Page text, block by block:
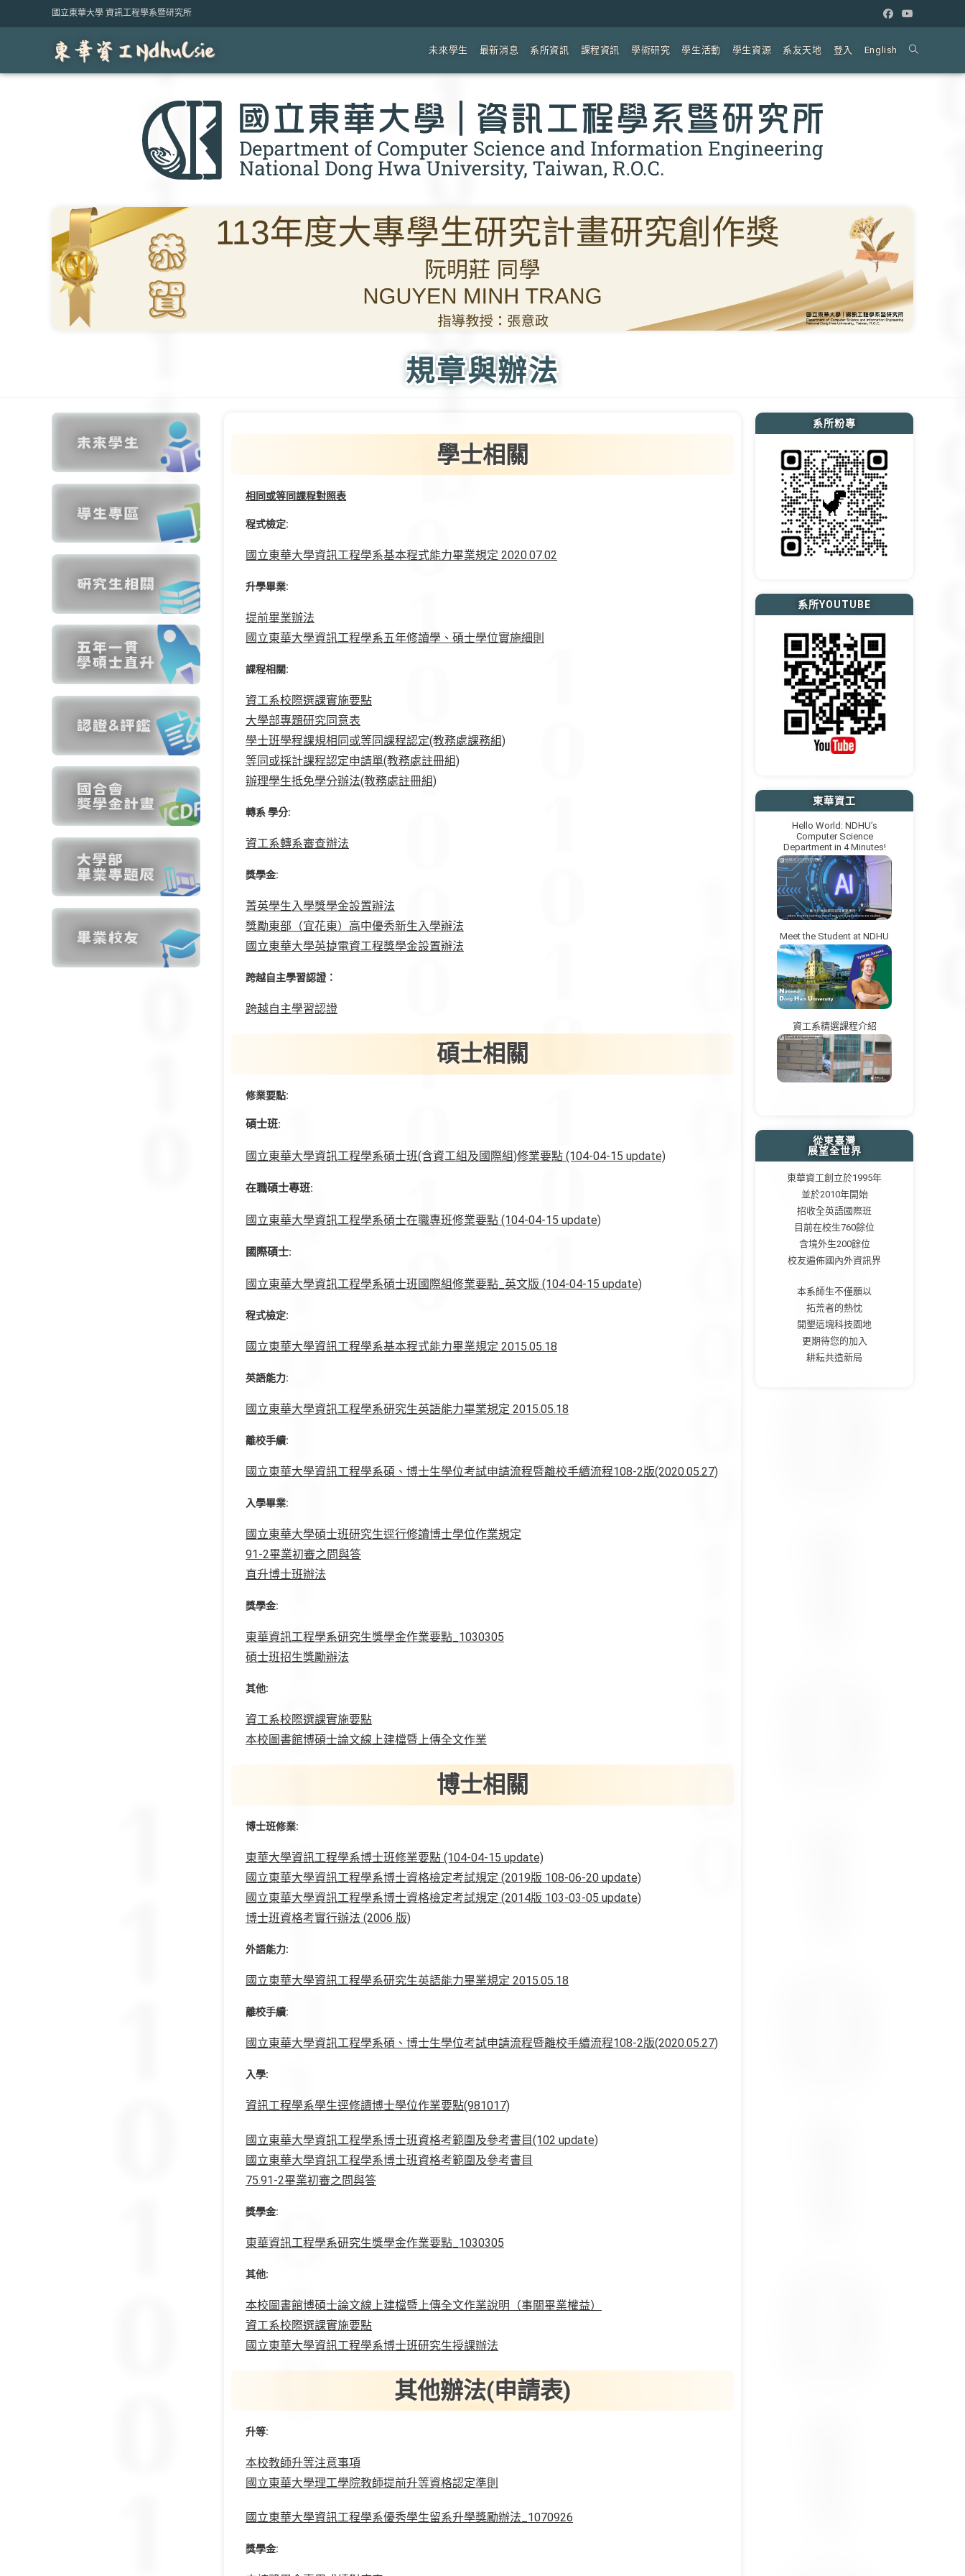
to
國立東華大學 資訊工程學系暨研究所
未來學生 最新消息 系所資訊 課程資訊 學術研究 學生活動 學生資源 系友天地 登入 English Toggle
規章與辦法
學士相關
相同或等同課程對照表
程式檢定:
國立東華大學資訊工程學系基本程式能力畢業規定 2020.07.02
升學畢業:
提前畢業辦法
國立東華大學資訊工程學系五年修讀學、碩士學位實施細則
課程相關:
資工系校際選課實施要點
大學部專題研究同意表
學士班學程課規相同或等同課程認定(教務處課務組)
等同或採計課程認定申請單(教務處註冊組)
辦理學生抵免學分辦法(教務處註冊組)
轉系 學分:
資工系轉系審查辦法
獎學金:
菁英學生入學獎學金設置辦法
獎勵東部（宜花東）高中優秀新生入學辦法
國立東華大學英㨗電資工程獎學金設置辦法
跨越自主學習認證：
跨越自主學習認證
碩士相關
修業要點:
碩士班:
國立東華大學資訊工程學系碩士班(含資工組及國際組)修業要點 (104-04-15 update)
在職碩士專班:
國立東華大學資訊工程學系碩士在職專班修業要點 (104-04-15 update)
國際碩士:
國立東華大學資訊工程學系碩士班國際組修業要點_英文版 (104-04-15 update)
程式檢定:
國立東華大學資訊工程學系基本程式能力畢業規定 2015.05.18
英語能力:
國立東華大學資訊工程學系研究生英語能力畢業規定 2015.05.18
離校手續:
國立東華大學資訊工程學系碩、博士生學位考試申請流程暨離校手續流程108-2版(2020.05.27)
入學畢業:
國立東華大學碩士班研究生逕行修讀博士學位作業規定
91-2畢業初審之問與答
直升博士班辦法
獎學金:
東華資訊工程學系研究生獎學金作業要點_1030305
碩士班招生獎勵辦法
其他:
資工系校際選課實施要點
本校圖書館博碩士論文線上建檔暨上傳全文作業
博士相關
博士班修業:
東華大學資訊工程學系博士班修業要點 (104-04-15 update)
國立東華大學資訊工程學系博士資格檢定考試規定 (2019版 108-06-20 update)
國立東華大學資訊工程學系博士資格檢定考試規定 (2014版 103-03-05 update)
博士班資格考實行辦法 (2006 版)
外語能力:
國立東華大學資訊工程學系研究生英語能力畢業規定 2015.05.18
離校手續:
國立東華大學資訊工程學系碩、博士生學位考試申請流程暨離校手續流程108-2版(2020.05.27)
入學:
資訊工程學系學生逕修讀博士學位作業要點(981017)
國立東華大學資訊工程學系博士班資格考範圍及參考書目(102 update)
國立東華大學資訊工程學系博士班資格考範圍及參考書目
75.91-2畢業初審之問與答
獎學金:
東華資訊工程學系研究生獎學金作業要點_1030305
其他:
本校圖書館博碩士論文線上建檔暨上傳全文作業說明（事關畢業權益）
資工系校際選課實施要點
國立東華大學資訊工程學系博士班研究生授課辦法
其他辦法(申請表)
升等:
本校教師升等注意事項
國立東華大學理工學院教師提前升等資格認定準則
國立東華大學資訊工程學系優秀學生留系升學獎勵辦法_1070926
獎學金:
系所粉專
系所YOUTUBE
東華資工
Hello World: NDHU’s
Computer Science
Department in 4 Minutes!
Meet the Student at NDHU
資工系精選課程介紹
從東臺灣
展望全世界
東華資工創立於1995年
並於2010年開始
招收全英語國際班
目前在校生760餘位
含境外生200餘位
校友遍佈國內外資訊界
本系師生不僅願以
拓荒者的熱忱
開墾這塊科技園地
更期待您的加入
耕耘共造新局